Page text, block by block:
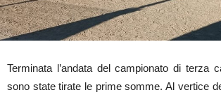
Terminata l’andata del campionato di terza
sono state tirate le prime somme. Al vertice